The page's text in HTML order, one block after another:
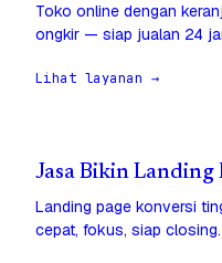
Toko online dengan
ongkir — siap jualan 24
Lihat layanan →
Jasa Bikin Landing
Landing page konversi
cepat, fokus, siap closing.